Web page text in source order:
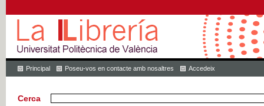
Principal Poseu-vos en contacte amb nosaltres Accedeix
Cerca